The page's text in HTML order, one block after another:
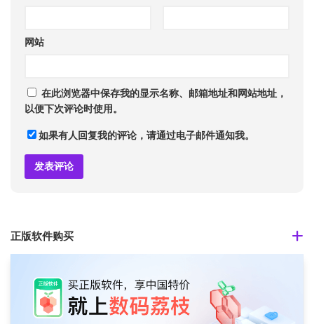
网站
在此浏览器中保存我的显示名称、邮箱地址和网站地址，
以便下次评论时使用。
如果有人回复我的评论，请通过电子邮件通知我。
正版软件购买